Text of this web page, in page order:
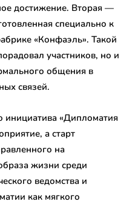
достижение. Вторая —
специально к
«Конфаэль». Такой
участников, но и
общения в
связей.
инициатива «Дипломатия
а старт
на
жизни среди
ведомства и
как мягкого